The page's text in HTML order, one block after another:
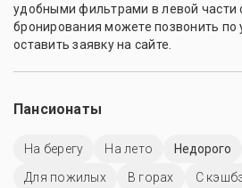
удобными фильтрами в левой части
бронирования можете позвонить по
оставить заявку на сайте.
Пансионаты
На берегу На лето Недорого
Для пожилых
В горах С